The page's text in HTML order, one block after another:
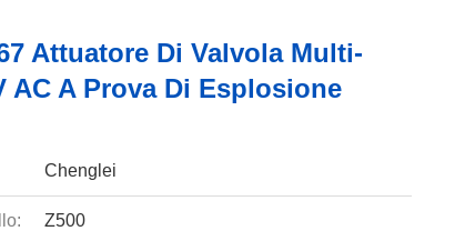
Attuatore Di Valvola Multi-
AC A Prova Di Esplosione
Chenglei
Z500